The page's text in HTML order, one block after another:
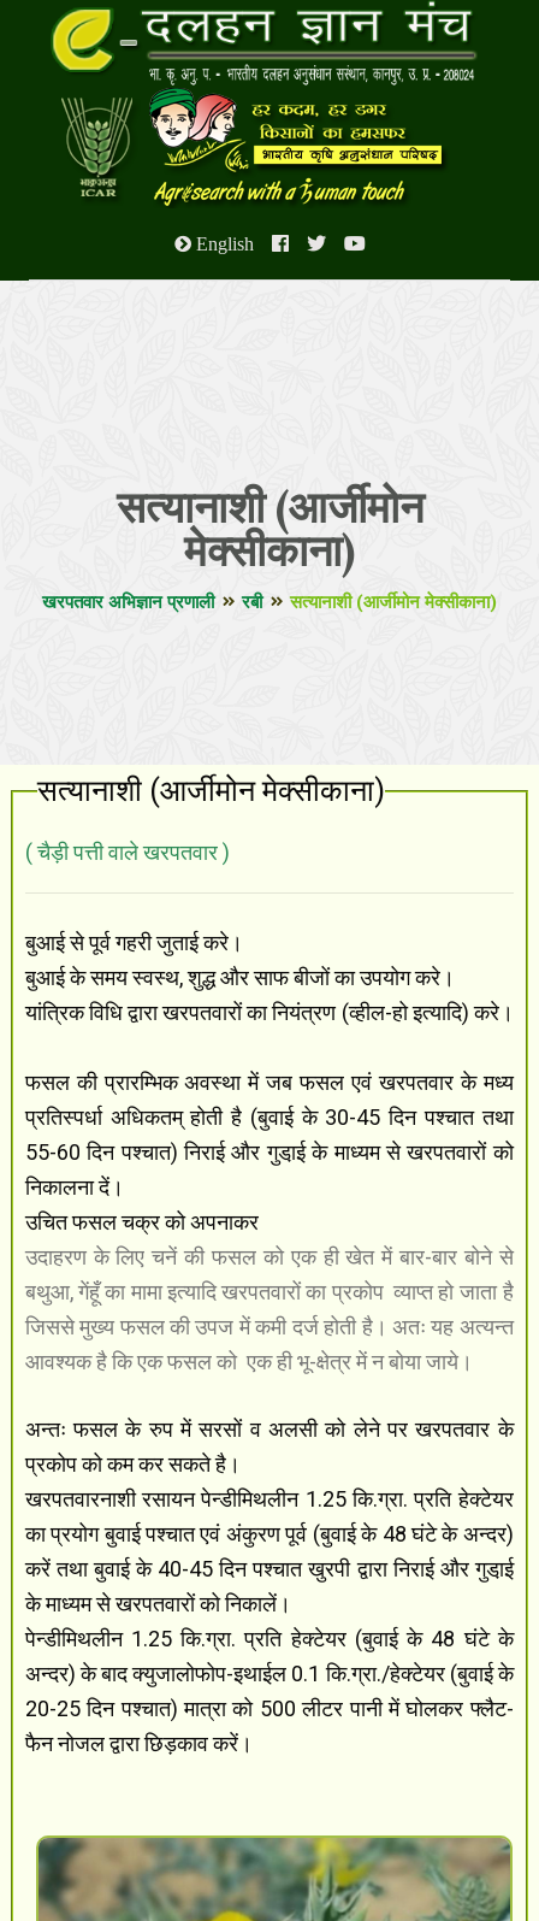
English
सत्यानाशी (आर्जीमोन
मेक्सीकाना)
खरपतवार अभिज्ञान प्रणाली रबी सत्यानाशी (आर्जीमोन मेक्सीकाना)
सत्यानाशी (आर्जीमोन मेक्सीकाना)
( चैड़ी पत्ती वाले खरपतवार )
बुआई से पूर्व गहरी जुताई करे।
बुआई के समय स्वस्थ, शुद्ध और साफ बीजों का उपयोग करे।
यांत्रिक विधि द्वारा खरपतवारों का नियंत्रण (व्हील-हो इत्यादि) करे।
फसल की प्रारम्भिक अवस्था में जब फसल एवं खरपतवार के मध्य
प्रतिस्पर्धा अधिकतम् होती है (बुवाई के 30-45 दिन पश्चात तथा
55-60 दिन पश्चात) निराई और गुडा़ई के माध्यम से खरपतवारों को
निकालना दें।
उचित फसल चक्र को अपनाकर
उदाहरण के लिए चनें की फसल को एक ही खेत में बार-बार बोने से
बथुआ, गेंहूँ का मामा इत्यादि खरपतवारों का प्रकोप व्याप्त हो जाता है
जिससे मुख्य फसल की उपज में कमी दर्ज होती है। अतः यह अत्यन्त
आवश्यक है कि एक फसल को एक ही भू-क्षेत्र में न बोया जाये।
अन्तः फसल के रुप में सरसों व अलसी को लेने पर खरपतवार के
प्रकोप को कम कर सकते है।
खरपतवारनाशी रसायन पेन्डीमिथलीन 1.25 कि.ग्रा. प्रति हेक्टेयर
का प्रयोग बुवाई पश्चात एवं अंकुरण पूर्व (बुवाई के 48 घंटे के अन्दर)
करें तथा बुवाई के 40-45 दिन पश्चात खुरपी द्वारा निराई और गुडा़ई
के माध्यम से खरपतवारों को निकालें।
पेन्डीमिथलीन 1.25 कि.ग्रा. प्रति हेक्टेयर (बुवाई के 48 घंटे के
अन्दर) के बाद क्युजालोफोप-इथाईल 0.1 कि.ग्रा./हेक्टेयर (बुवाई के
20-25 दिन पश्चात) मात्रा को 500 लीटर पानी में घोलकर फ्लैट-
फैन नोजल द्वारा छिड़काव करें।